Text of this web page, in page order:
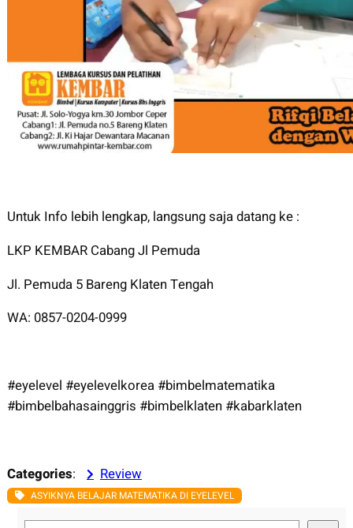
Untuk Info lebih lengkap, langsung saja datang ke :
LKP KEMBAR Cabang Jl Pemuda
Jl. Pemuda 5 Bareng Klaten Tengah
WA: 0857-0204-0999
#eyelevel #eyelevelkorea #bimbelmatematika
#bimbelbahasainggris #bimbelklaten #kabarklaten
Categories: Review
ASYIKNYA BELAJAR MATEMATIKA DI EYELEVEL